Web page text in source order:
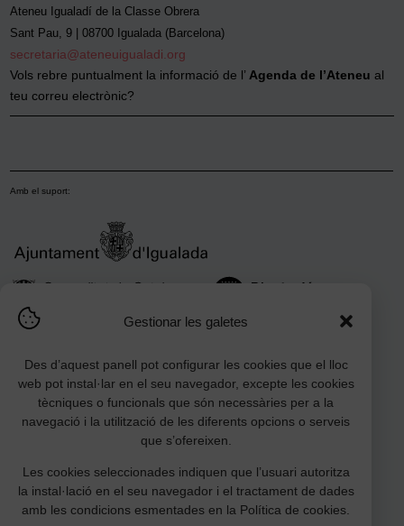
Gestionar les galetes
Des d’aquest panell pot configurar les cookies que el lloc
web pot instal·lar en el seu navegador, excepte les cookies
tècniques o funcionals que són necessàries per a la
navegació i la utilització de les diferents opcions o serveis
que s’ofereixen.
Les cookies seleccionades indiquen que l’usuari autoritza
la instal·lació en el seu navegador i el tractament de dades
amb les condicions esmentades en la Política de cookies.
Ateneu Igualadí de la Classe Obrera
Sant Pau, 9 | 08700 Igualada (Barcelona)
secretaria@ateneuigualadi.org
Vols rebre puntualment la informació de l’ Agenda de l’Ateneu al
teu correu electrònic?
Amb el suport:
Amb la col·laboració: